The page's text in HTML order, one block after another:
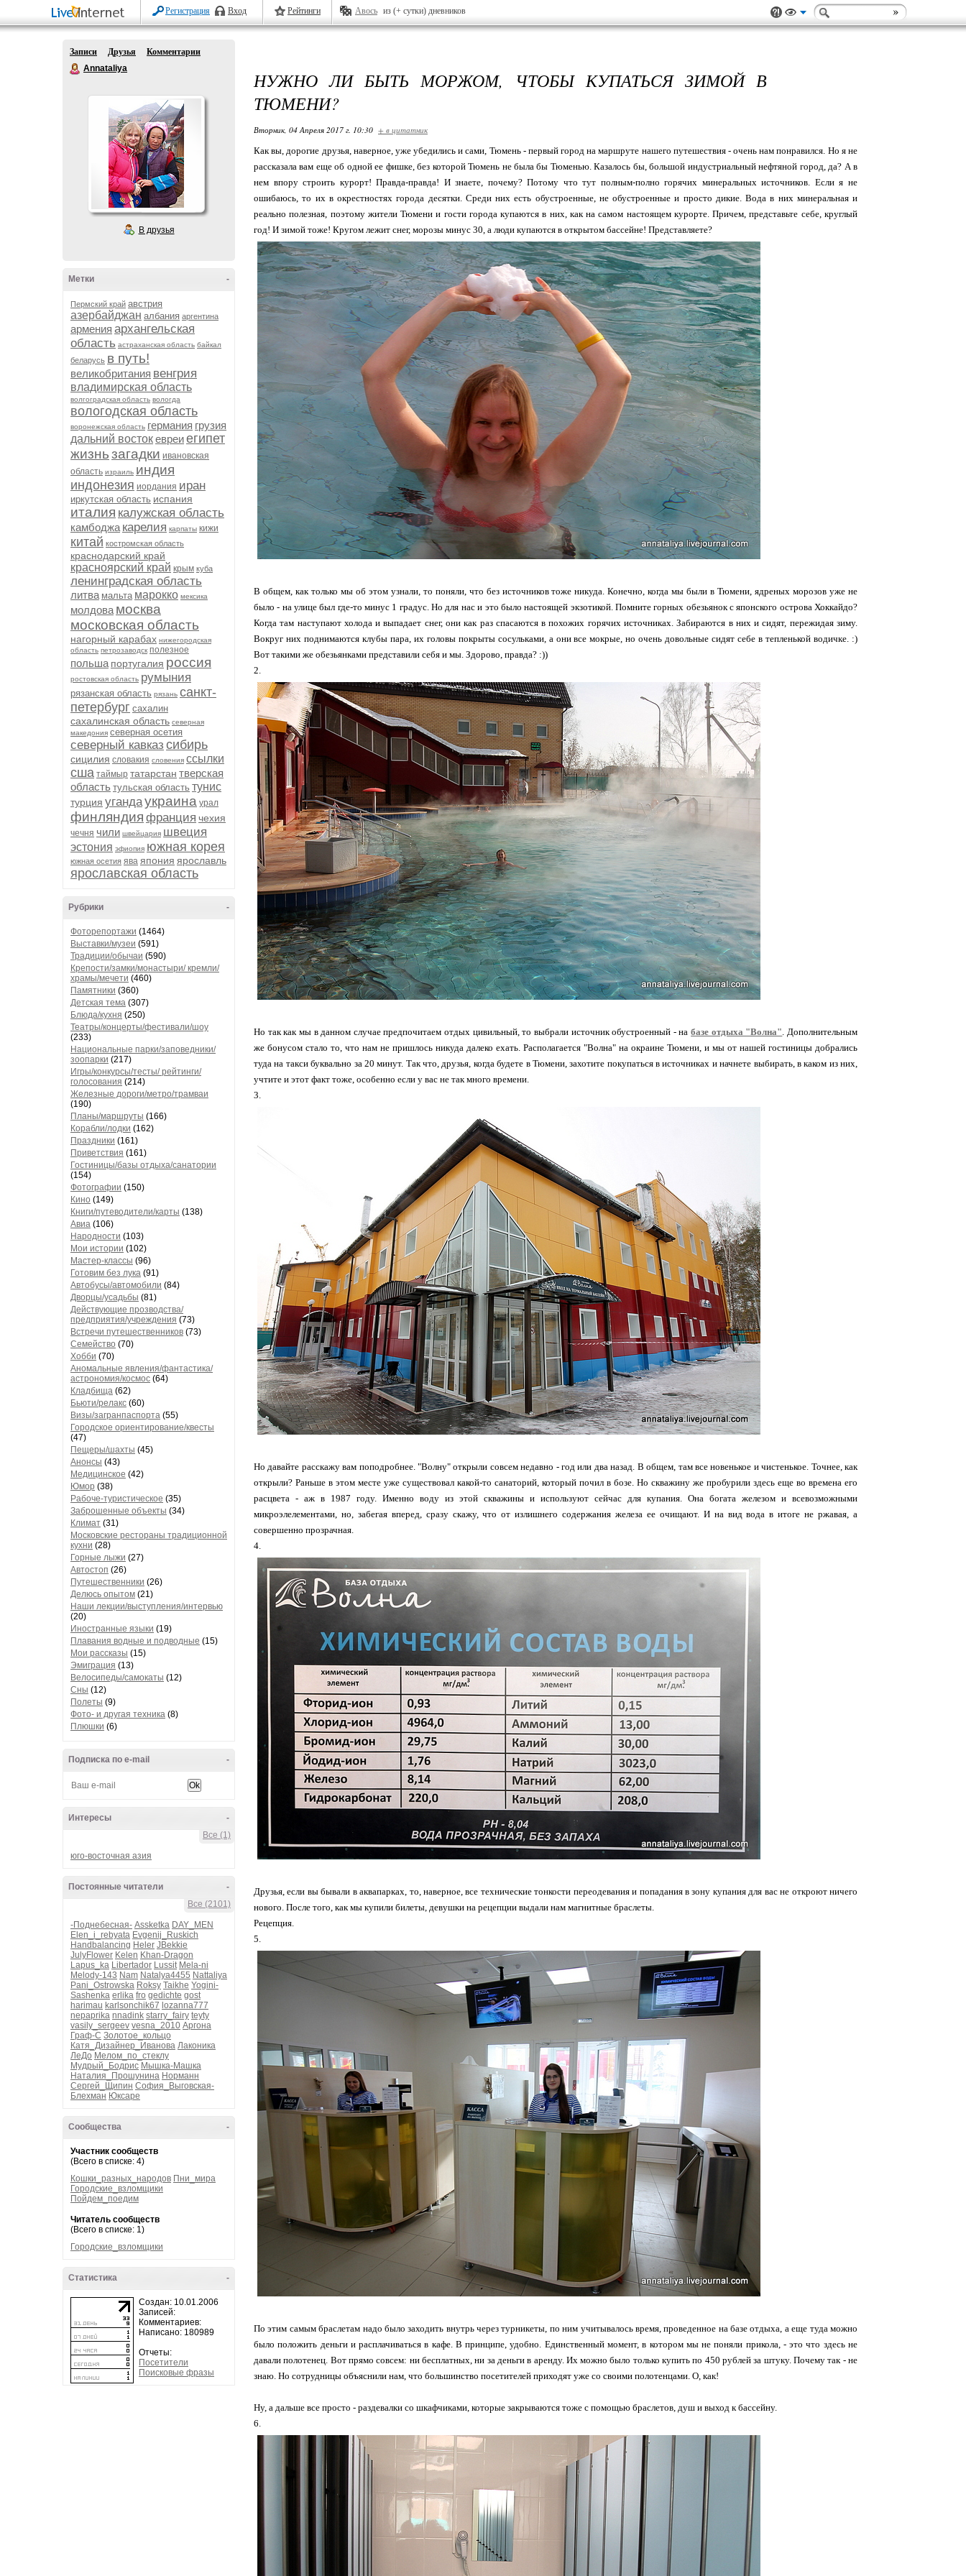
Регистрация Вход Рейтинги Авось из (+ сутки) дневников
Записи Друзья
Комментарии
Annataliya
В друзья
-
Метки
Пермский край австрия
азербайджан албания аргентина
армения архангельская
область астраханская область байкал
беларусь в путь!
великобритания венгрия
владимирская область
волгоградская область вологда
вологодская область
воронежская область германия грузия
дальний востокевреиегипет
жизньзагадки ивановская
область израиль индия
индонезия иордания иран
иркутская область испания
италия калужская область
камбоджа карелия карпаты кижи
китай костромская область
краснодарский край
красноярский край крым куба
ленинградская область
литва мальта марокко мексика
молдова москва
московская область
нагорный карабах нижегородская
область петрозаводск полезное
польша португалия россия
ростовская область румыния
рязанская область рязань санкт-
петербург сахалин
сахалинская область северная
македония северная осетия
северный кавказ сибирь
сицилия словакия словения ссылки
сша таймыр татарстан тверская
область тульская область тунис
турция угандаукраина урал
финляндия франция чехия
чечня чили швейцария швеция
эстония эфиопия южная корея
южная осетия ява япония ярославль
ярославская область
-
Рубрики
Фоторепортажи (1464)
Выставки/музеи (591)
Традиции/обычаи (590)
Крепости/замки/монастыри/ кремли/
храмы/мечети (460)
Памятники (360)
Детская тема (307)
Блюда/кухня (250)
Театры/концерты/фестивали/шоу
(233)
Национальные парки/заповедники/
зоопарки (217)
Игры/конкурсы/тесты/ рейтинги/
голосования (214)
Железные дороги/метро/трамваи
(190)
Планы/маршруты (166)
Корабли/лодки (162)
Праздники (161)
Приветствия (161)
Гостиницы/базы отдыха/санатории
(154)
Фотографии (150)
Кино (149)
Книги/путеводители/карты (138)
Авиа (106)
Народности (103)
Мои истории (102)
Мастер-классы (96)
Готовим без лука (91)
Автобусы/автомобили (84)
Дворцы/усадьбы (81)
Действующие прозводства/
предприятия/учреждения (73)
Встречи путешественников (73)
Семейство (70)
Хобби (70)
Аномальные явления/фантастика/
астрономия/космос (64)
Кладбища (62)
Бьюти/релакс (60)
Визы/загранпаспорта (55)
Городское ориентирование/квесты
(47)
Пещеры/шахты (45)
Анонсы (43)
Медицинское (42)
Юмор (38)
Рабоче-туристическое (35)
Заброшенные объекты (34)
Климат (31)
Московские рестораны традиционной
кухни (28)
Горные лыжи (27)
Автостоп (26)
Путешественники (26)
Делюсь опытом (21)
Наши лекции/выступления/интервью
(20)
Иностранные языки (19)
Плавания водные и подводные (15)
Мои рассказы (15)
Эмиграция (13)
Велосипеды/самокаты (12)
Сны (12)
Полеты (9)
Фото- и другая техника (8)
Плюшки (6)
-
Подписка по e-mail
-
Интересы
Все (1)
юго-восточная азия
-
Постоянные читатели
Все (2101)
-Поднебесная- Assketka DAY_MEN
Elen_i_rebyata Evgenij_Ruskich
Handbalancing Heler JBekkie
JulyFlower Kelen Khan-Dragon
Lapus_ka Libertador Lussit Mela-ni
Melody-143 Nam Natalya4455 Nattaliya
Pani_Ostrowska Roksy Taikhe Yogini-
Sashenka erlika fro gedichte gost
harimau karlsonchik67 lozanna777
nepaprika nnadink starry_fairy teyty
vasily_sergeev vesna_2010 Аргона
Граф-С Золотое_кольцо
Катя_Дизайнер_Иванова Лаконика
ЛеДо Мелом_по_стеклу
Мудрый_Бодрис Мышка-Машка
Наталия_Прошунина Норманн
Сергей_Щипин София_Выговская-
Блехман Юксаре
-
Сообщества
Участник сообществ
(Всего в списке: 4)
Кошки_разных_народов Пни_мира
Городские_взломщики
Пойдем_поедим
Читатель сообществ
(Всего в списке: 1)
Городские_взломщики
-
Статистика
Создан: 10.01.2006
Записей:
Комментариев:
Написано: 180989
Отчеты:
Посетители
Поисковые фразы
НУЖНО ЛИ БЫТЬ МОРЖОМ, ЧТОБЫ КУПАТЬСЯ ЗИМОЙ В
ТЮМЕНИ?
Вторник, 04 Апреля 2017 г. 10:30 + в цитатник
Как вы, дорогие друзья, наверное, уже убедились и сами, Тюмень - первый город на маршруте нашего путешествия - очень нам понравился. Но я не
рассказала вам еще об одной ее фишке, без которой Тюмень не была бы Тюменью. Казалось бы, большой индустриальный нефтяной город, да? А в
нем впору строить курорт! Правда-правда! И знаете, почему? Потому что тут полным-полно горячих минеральных источников. Если я не
ошибаюсь, то их в окрестностях города десятки. Среди них есть обустроенные, не обустроенные и просто дикие. Вода в них минеральная и
реально полезная, поэтому жители Тюмени и гости города купаются в них, как на самом настоящем курорте. Причем, представьте себе, круглый
год! И зимой тоже! Кругом лежит снег, морозы минус 30, а люди купаются в открытом бассейне! Представляете?
В общем, как только мы об этом узнали, то поняли, что без источников тоже никуда. Конечно, когда мы были в Тюмени, ядреных морозов уже не
было - на улице был где-то минус 1 градус. Но для нас и это было настоящей экзотикой. Помните горных обезьянок с японского острова Хоккайдо?
Когда там наступают холода и выпадает снег, они как раз спасаются в похожих горячих источниках. Забираются в них и сидят, пережидая зиму.
Вокруг них поднимаются клубы пара, их головы покрыты сосульками, а они все мокрые, но очень довольные сидят себе в тепленькой водичке. :)
Вот такими же обезьянками представили себя и мы. Здорово, правда? :))
2.
Но так как мы в данном случае предпочитаем отдых цивильный, то выбрали источник обустроенный - набазе отдыха "Волна". Дополнительным
же бонусом стало то, что нам не пришлось никуда далеко ехать. Располагается "Волна" на окраине Тюмени, и мы от нашей гостиницы добрались
туда на такси буквально за 20 минут. Так что, друзья, когда будете в Тюмени, захотите покупаться в источниках и начнете выбирать, в каком из них,
учтите и этот факт тоже, особенно если у вас не так много времени.
3.
Но давайте расскажу вам поподробнее. "Волну" открыли совсем недавно - год или два назад. В общем, там все новенькое и чистенькое. Точнее, как
открыли? Раньше в этом месте уже существовал какой-то санаторий, который почил в бозе. Но скважину же пробурили здесь еще во времена его
расцвета - аж в 1987 году. Именно воду из этой скважины и используют сейчас для купания. Она богата железом и всевозможными
микроэлелементами, но, забегая вперед, сразу скажу, что от излишнего содержания железа ее очищают. И на вид вода в итоге не ржавая, а
совершенно прозрачная.
4.
Друзья, если вы бывали в аквапарках, то, наверное, все технические тонкости переодевания и попадания в зону купания для вас не откроют ничего
нового. После того, как мы купили билеты, девушки на рецепции выдали нам магнитные браслеты.
Рецепция.
5.
По этим самым браслетам надо было заходить внутрь через турникеты, по ним учитывалось время, проведенное на базе отдыха, а еще туда можно
было положить деньги и расплачиваться в кафе. В принципе, удобно. Единственный момент, в котором мы не поняли прикола, - это что здесь не
давали полотенец. Вот прямо совсем: ни бесплатных, ни за деньги в аренду. Их можно было только купить по 450 рублей за штуку. Почему так - не
знаю. Но сотрудницы объяснили нам, что большинство посетителей приходят уже со своими полотенцами. О, как!
Ну, а дальше все просто - раздевалки со шкафчиками, которые закрываются тоже с помощью браслетов, душ и выход к бассейну.
6.